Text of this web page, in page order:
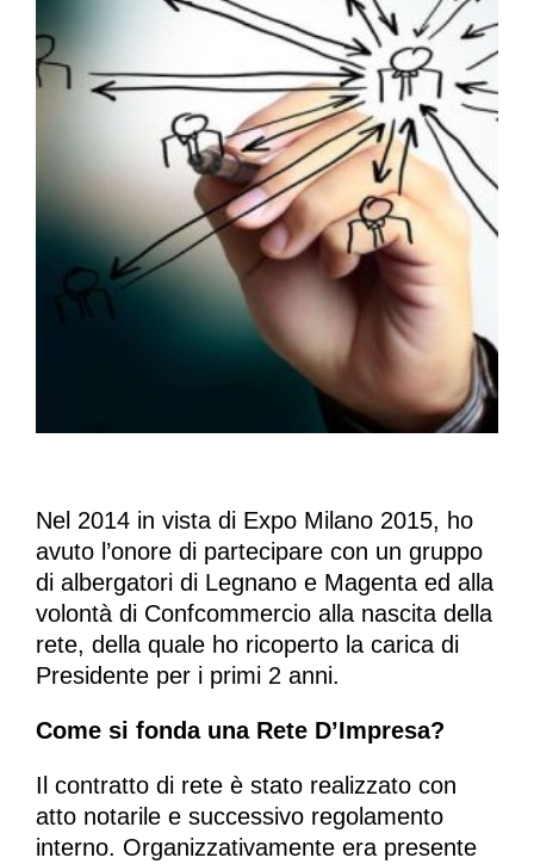
Nel 2014 in vista di Expo Milano 2015, ho
avuto l’onore di partecipare con un gruppo
di albergatori di Legnano e Magenta ed alla
volontà di Confcommercio alla nascita della
rete, della quale ho ricoperto la carica di
Presidente per i primi 2 anni.
Come si fonda una Rete D’Impresa?
Il contratto di rete è stato realizzato con
atto notarile e successivo regolamento
interno. Organizzativamente era presente